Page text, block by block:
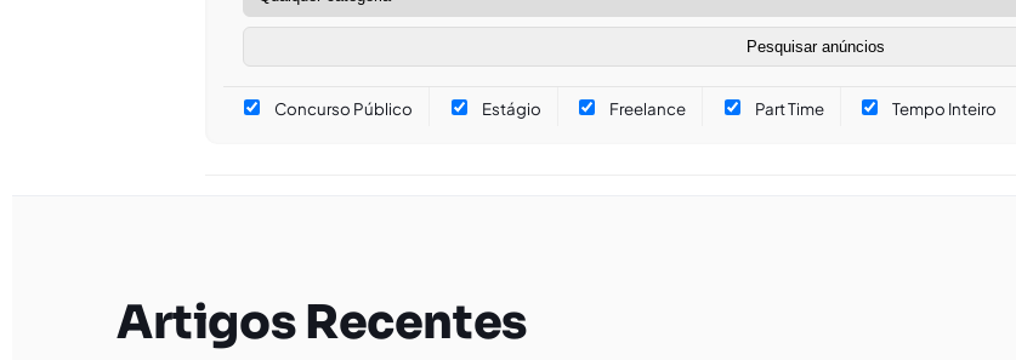
Concurso Público Estágio Freelance Part Time Tempo Inteiro
Artigos Recentes